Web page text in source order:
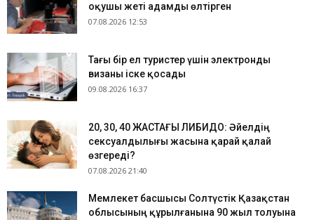
оқушы жеті адамды өлтірген
07.08.2026 12:53
Тағы бір ел туристер үшін электронды
визаны іске қосады
09.08.2026 16:37
​20, 30, 40 ЖАСТАҒЫ ЛИБИДО: Әйелдің
сексуалдылығы жасына қарай қалай
өзгереді?
07.08.2026 21:40
Мемлекет басшысы Солтүстік Қазақстан
облысының құрылғанына 90 жыл толуына